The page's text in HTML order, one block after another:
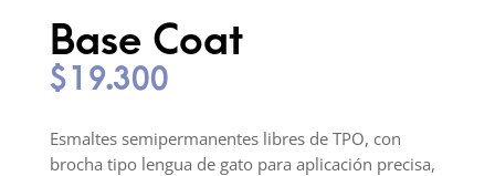
Base Coat
$19.300
Esmaltes semipermanentes libres de TPO, con
brocha tipo lengua de gato para aplicación precisa,